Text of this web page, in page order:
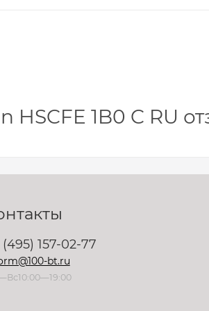
1B0 C RU
(495) 157-02-77
bt.ru